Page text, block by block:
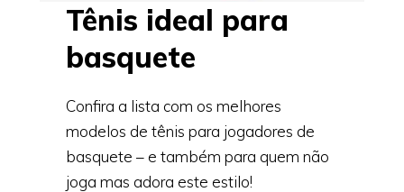
Tênis ideal para
basquete
Confira a lista com os melhores
modelos de tênis para jogadores de
basquete – e também para quem não
joga mas adora este estilo!